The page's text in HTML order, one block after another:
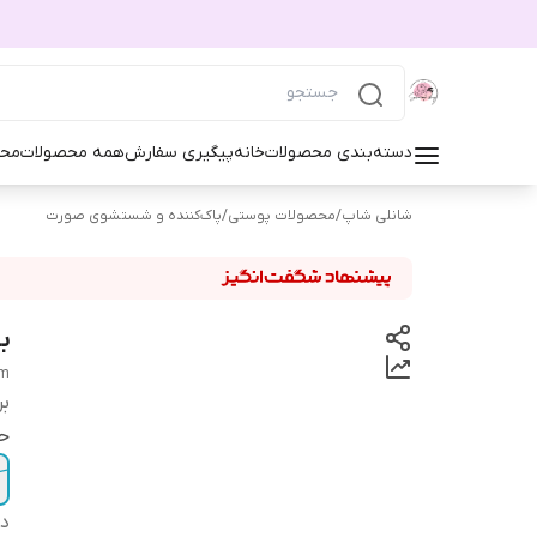
دسته‌بندی محصولاتخانهپیگیری سفارشهمه محصولات
شانلی شاپ/محصولات پوستی/پاک‌کننده و شستشوی صورت